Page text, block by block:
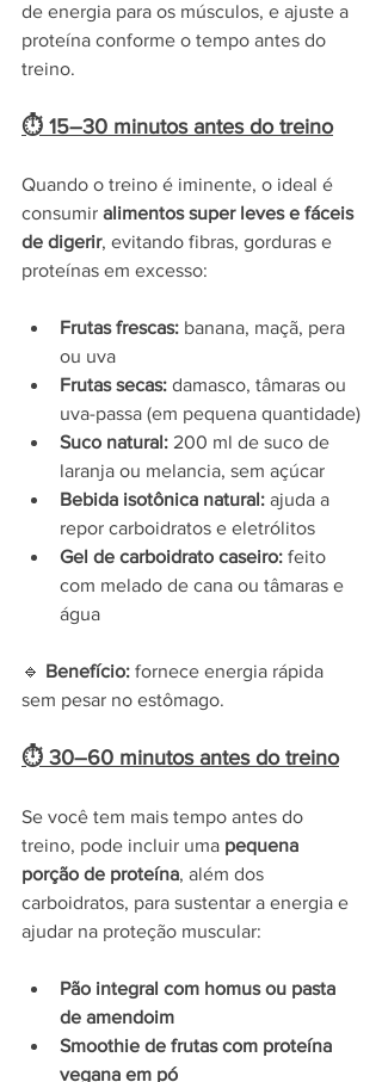
de energia para os músculos, e ajuste a
proteína conforme o tempo antes do
treino.
⏱ 15–30 minutos antes do treino
Quando o treino é iminente, o ideal é
consumir alimentos super leves e fáceis
de digerir, evitando fibras, gorduras e
proteínas em excesso:
Frutas frescas: banana, maçã, pera
ou uva
Frutas secas: damasco, tâmaras ou
uva-passa (em pequena quantidade)
Suco natural: 200 ml de suco de
laranja ou melancia, sem açúcar
Bebida isotônica natural: ajuda a
repor carboidratos e eletrólitos
Gel de carboidrato caseiro: feito
com melado de cana ou tâmaras e
água
🔹 Benefício: fornece energia rápida
sem pesar no estômago.
⏱ 30–60 minutos antes do treino
Se você tem mais tempo antes do
treino, pode incluir uma pequena
porção de proteína, além dos
carboidratos, para sustentar a energia e
ajudar na proteção muscular:
Pão integral com homus ou pasta
de amendoim
Smoothie de frutas com proteína
vegana em pó